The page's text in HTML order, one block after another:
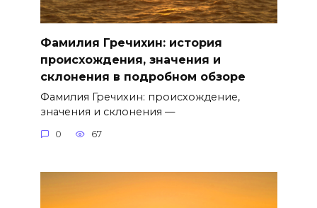
Фамилия Гречихин: история
происхождения, значения и
склонения в подробном обзоре
Фамилия Гречихин: происхождение,
значения и склонения —
0 67